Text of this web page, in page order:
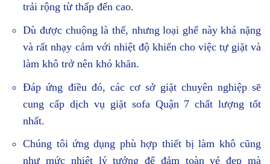
trải rộng từ thấp đến cao.
Dù được chuộng là thế, nhưng loại ghế này khá nặng
và rất nhạy cảm với nhiệt độ khiến cho việc tự giặt và
làm khô trở nên khó khăn.
Đáp ứng điều đó, các cơ sở giặt chuyên nghiệp sẽ
cung cấp dịch vụ giặt sofa Quận 7 chất lượng tốt
nhất.
Chúng tôi ứng dụng phù hợp thiết bị làm khô cũng
như mức nhiệt lý tưởng để đảm toàn vẻ đẹp mà